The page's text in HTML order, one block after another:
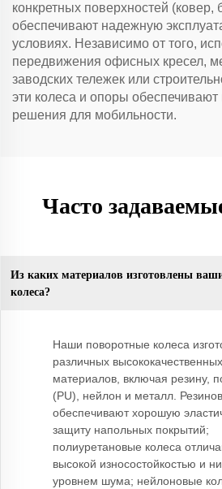
конкретных поверхностей (ковер,
обеспечивают надежную
условиях. Независимо от того,
передвижения офисных кресел,
заводских тележек или
эти колеса и опоры
решения для мобильности.
Часто
Из каких материалов изготовлены
колеса?
Наши поворотные колеса
различных высококачественных
материалов, включая резину,
(PU), нейлон и металл.
обеспечивают хорошую
защиту напольных покрытий;
полиуретановые колеса
высокой износостойкостью и
уровнем шума; нейлоновые